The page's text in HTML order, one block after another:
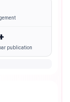
publication